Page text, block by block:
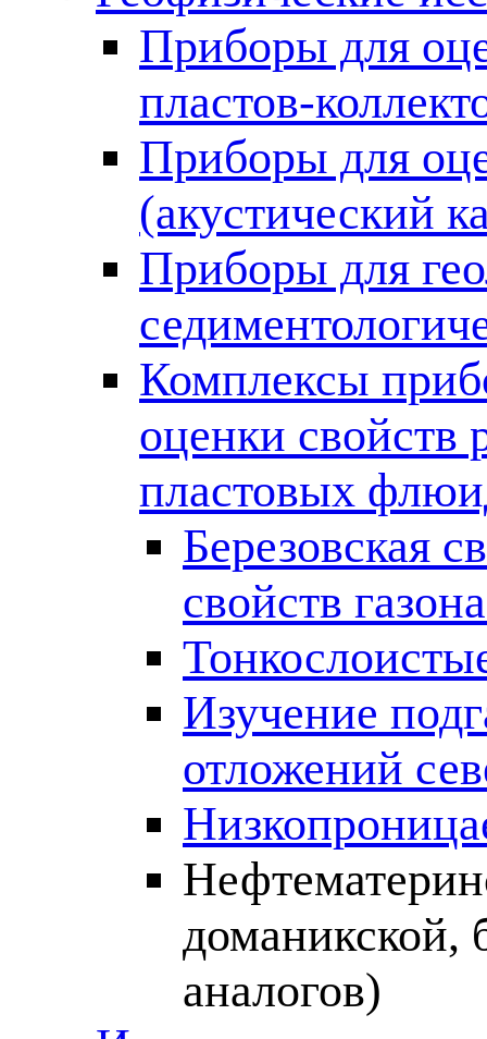
Приборы для
пластов-
Приборы для
(акустический
Приборы для
Комплексы
оценки свойств
пластовых
Березовская
свойств
Изучение
отложений
доманикской,
аналогов)